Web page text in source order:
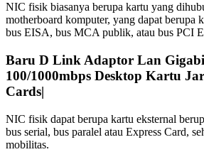
NIC fisik biasanya berupa kartu yang
motherboard komputer, yang dapat berupa
bus EISA, bus MCA publik, atau bus PCI
Baru D Link Adaptor Lan
100/1000mbps Desktop Kartu
Cards|
NIC fisik dapat berupa kartu eksternal
bus serial, bus paralel atau Express Card,
mobilitas.